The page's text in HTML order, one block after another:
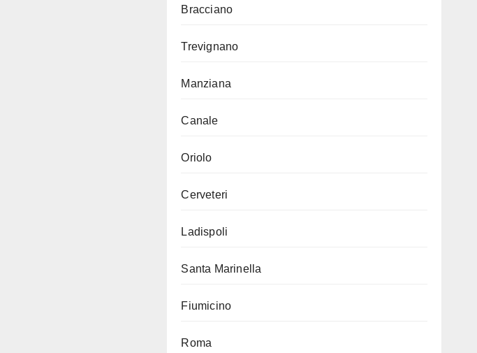
Bracciano
Trevignano
Manziana
Canale
Oriolo
Cerveteri
Ladispoli
Santa Marinella
Fiumicino
Roma